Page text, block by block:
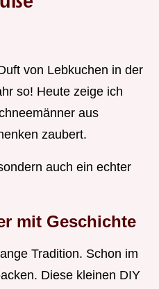
von Lebkuchen in der
so! Heute zeige ich
aus
zaubert.
auch ein echter
mit Geschichte
Tradition. Schon im
Diese kleinen DIY